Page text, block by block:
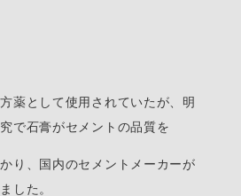
薬として使用されていたが、明
で石膏がセメントの品質を
り、国内のセメントメーカーが
した。